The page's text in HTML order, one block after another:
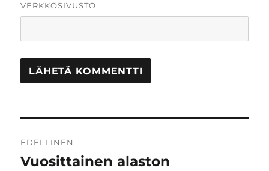
VERKKOSIVUSTO
selaus
EDELLINEN
Edellinen
Vuosittainen alaston